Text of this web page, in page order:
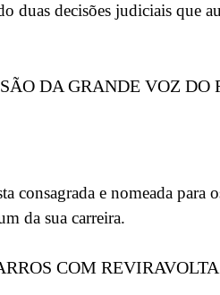
duas decisões judiciais que
DA GRANDE VOZ DO
consagrada e nomeada para
da sua carreira.
COM